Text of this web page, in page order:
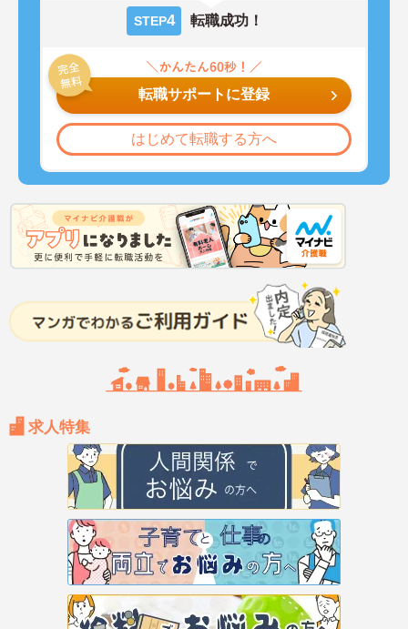
STEP4 転職成功！
転職サポートに登録
はじめて転職する方へ
求人特集